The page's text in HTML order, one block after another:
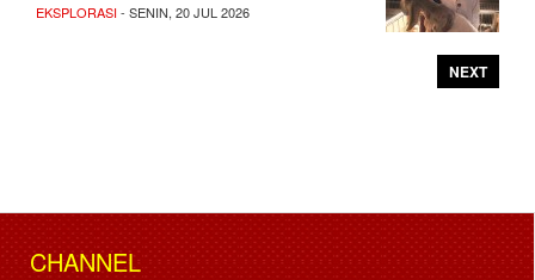
EKSPLORASI- SENIN, 20 JUL 2026
NEXT
CHANNEL